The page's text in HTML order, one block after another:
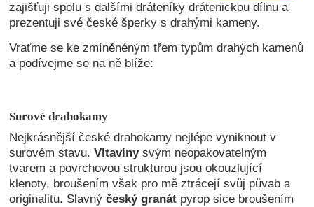
zajišťuji spolu s dalšími dráteníky drátenickou dílnu a
prezentuji své české šperky s drahými kameny.
Vraťme se ke zmíněnéným třem typům drahých kamenů
a podívejme se na ně blíže:
Surové drahokamy
Nejkrásnější české drahokamy nejlépe vyniknout v
surovém stavu.Vltavínysvým neopakovatelným
tvarem a povrchovou strukturou jsou okouzlující
klenoty, broušením však pro mě ztrácejí svůj půvab a
originalitu. Slavnýčeský granát pyrop sice broušením